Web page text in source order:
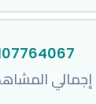
إجمالي